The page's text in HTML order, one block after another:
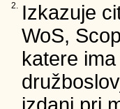
2. Izkazuje
WoS,
katere